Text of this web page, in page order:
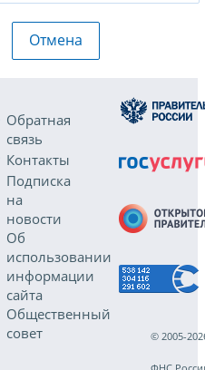
Отмена
Обратная
связь
Контакты
Подписка
на
новости
Об
использовании
информации
сайта
Общественный
совет
© 2005-